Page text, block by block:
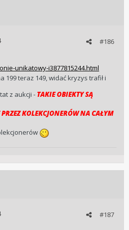
#186
unikatowy-i3877815244.html
199 teraz 149, widać kryzys trafił i
z aukcji - TAKIE OBIEKTY SĄ
KOLEKCJONERÓW NA CAŁYM
#187